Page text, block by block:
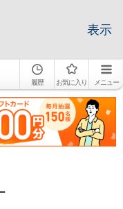
表示
履歴 お気に入り メニュー